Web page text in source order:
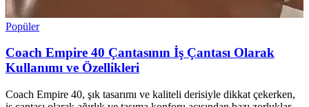
Popüler
Coach Empire 40 Çantasının İş Çantası Olarak
Kullanımı ve Özellikleri
Coach Empire 40, şık tasarımı ve kaliteli derisiyle dikkat çekerken,